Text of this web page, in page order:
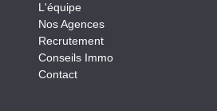
L'équipe
Nos Agences
Recrutement
Conseils Immo
Contact